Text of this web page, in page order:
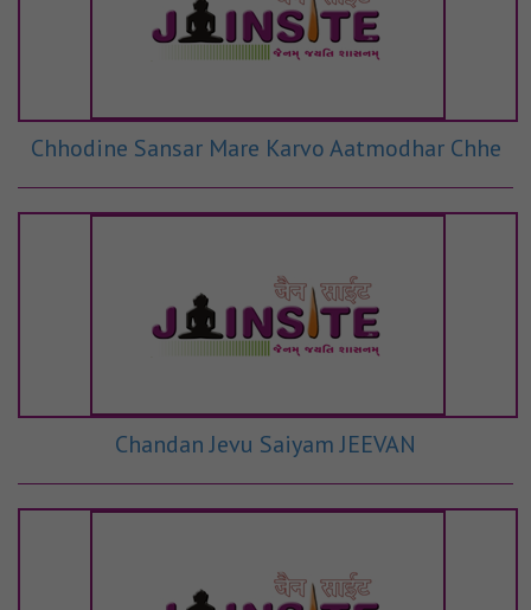
Chhodine Sansar Mare Karvo Aatmodhar Chhe
Chandan Jevu Saiyam JEEVAN